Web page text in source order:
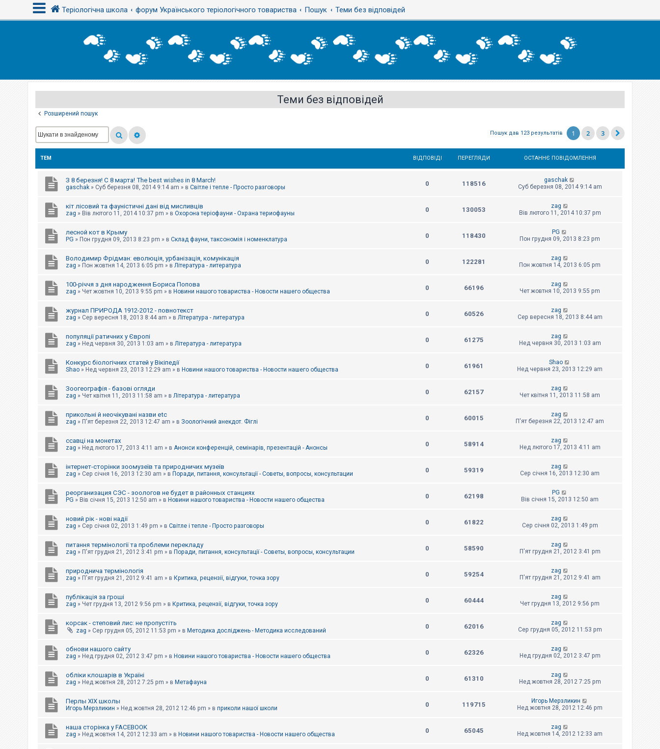
Теріологічна школа форум Українського теріологічного товариства Пошук Теми без відповідей
Теми без відповідей
Розширений пошук
Пошук дав 123 результатів 1 2 3
ТЕМ ВІДПОВІДІ ПЕРЕГЛЯДИ ОСТАННЄ ПОВІДОМЛЕННЯ
З 8 березня! С 8 марта! The best wishes in 8 March!
gaschak » Суб березня 08, 2014 9:14 am » в Світле і тепле - Просто разговоры 0 118516
gaschak
Суб березня 08, 2014 9:14 am
кіт лісовий та фауністичні дані від мисливців
zag » Вів лютого 11, 2014 10:37 pm » в Охорона теріофауни - Охрана териофауны 0 130053
zag
Вів лютого 11, 2014 10:37 pm
лесной кот в Крыму
PG » Пон грудня 09, 2013 8:23 pm » в Склад фауни, таксономія і номенклатура 0 118430
PG
Пон грудня 09, 2013 8:23 pm
Володимир Фрідман: еволюція, урбанізація, комунікація
zag » Пон жовтня 14, 2013 6:05 pm » в Література - литература 0 122281
zag
Пон жовтня 14, 2013 6:05 pm
100-річчя з дня народження Бориса Попова
zag » Чет жовтня 10, 2013 9:55 pm » в Новини нашого товариства - Новости нашего общества 0 66196
zag
Чет жовтня 10, 2013 9:55 pm
журнал ПРИРОДА 1912-2012 - повнотекст
zag » Сер вересня 18, 2013 8:44 am » в Література - литература 0 60526
zag
Сер вересня 18, 2013 8:44 am
популяції ратичних у Європі
zag » Нед червня 30, 2013 1:03 am » в Література - литература 0 61275
zag
Нед червня 30, 2013 1:03 am
Конкурс біологічних статей у Вікіпедії
Shao » Нед червня 23, 2013 12:29 am » в Новини нашого товариства - Новости нашего общества 0 61961
Shao
Нед червня 23, 2013 12:29 am
Зоогеографія - базові огляди
zag » Чет квітня 11, 2013 11:58 am » в Література - литература 0 62157
zag
Чет квітня 11, 2013 11:58 am
прикольні й неочікувані назви etc
zag » П'ят березня 22, 2013 12:47 am » в Зоологічний анекдот. Фіглі 0 60015
zag
П'ят березня 22, 2013 12:47 am
ссавці на монетах
zag » Нед лютого 17, 2013 4:11 am » в Анонси конференцій, семінарів, презентацій - Анонсы 0 58914
zag
Нед лютого 17, 2013 4:11 am
інтернет-сторінки зоомузеїв та природничих музеїв
zag » Сер січня 16, 2013 12:30 am » в Поради, питання, консультації - Советы, вопросы, консультации 0 59319
zag
Сер січня 16, 2013 12:30 am
реорганизация СЭС - зоологов не будет в районных станциях
PG » Вів січня 15, 2013 12:50 am » в Новини нашого товариства - Новости нашего общества 0 62198
PG
Вів січня 15, 2013 12:50 am
новий рік - нові надії
zag » Сер січня 02, 2013 1:49 pm » в Світле і тепле - Просто разговоры 0 61822
zag
Сер січня 02, 2013 1:49 pm
питання термінології та проблеми перекладу
zag » П'ят грудня 21, 2012 3:41 pm » в Поради, питання, консультації - Советы, вопросы, консультации 0 58590
zag
П'ят грудня 21, 2012 3:41 pm
природнича термінологія
zag » П'ят грудня 21, 2012 9:41 am » в Критика, рецензії, відгуки, точка зору 0 59254
zag
П'ят грудня 21, 2012 9:41 am
публікація за гроші
zag » Чет грудня 13, 2012 9:56 pm » в Критика, рецензії, відгуки, точка зору 0 60444
zag
Чет грудня 13, 2012 9:56 pm
корсак - степовий лис: не пропустіть
zag » Сер грудня 05, 2012 11:53 pm » в Методика досліджень - Методика исследований
0 62016
zag
Сер грудня 05, 2012 11:53 pm
обнови нашого сайту
zag » Нед грудня 02, 2012 3:47 pm » в Новини нашого товариства - Новости нашего общества 0 62326
zag
Нед грудня 02, 2012 3:47 pm
обліки клошарів в Україні
zag » Нед жовтня 28, 2012 7:25 pm » в Метафауна 0 61310
zag
Нед жовтня 28, 2012 7:25 pm
Перлы ХІХ школы
Игорь Мерзликин » Нед жовтня 28, 2012 12:46 pm » в приколи нашої школи 0 119715
Игорь Мерзликин
Нед жовтня 28, 2012 12:46 pm
наша сторінка у FACEBOOK
zag » Нед жовтня 14, 2012 12:33 am » в Новини нашого товариства - Новости нашего общества 0 65045
zag
Нед жовтня 14, 2012 12:33 am